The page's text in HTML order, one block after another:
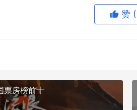
赞
票房榜前十